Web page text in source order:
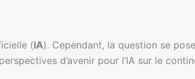
(IA). Cependant, la question se
d’avenir pour l’IA sur le